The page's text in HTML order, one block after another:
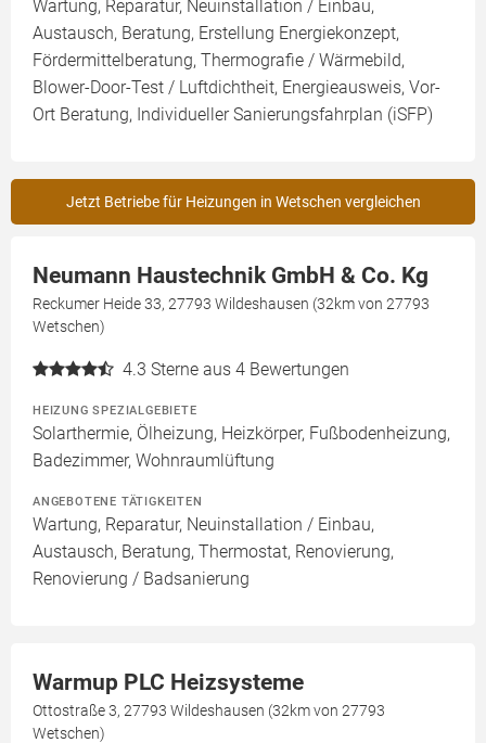
Wartung, Reparatur, Neuinstallation / Einbau,
Austausch, Beratung, Erstellung Energiekonzept,
Fördermittelberatung, Thermografie / Wärmebild,
Blower-Door-Test / Luftdichtheit, Energieausweis, Vor-
Ort Beratung, Individueller Sanierungsfahrplan (iSFP)
Jetzt Betriebe für Heizungen in Wetschen vergleichen
Neumann Haustechnik GmbH & Co. Kg
Reckumer Heide 33, 27793 Wildeshausen (32km von 27793
Wetschen)
4.3 Sterne aus 4 Bewertungen
HEIZUNG SPEZIALGEBIETE
Solarthermie, Ölheizung, Heizkörper, Fußbodenheizung,
Badezimmer, Wohnraumlüftung
ANGEBOTENE TÄTIGKEITEN
Wartung, Reparatur, Neuinstallation / Einbau,
Austausch, Beratung, Thermostat, Renovierung,
Renovierung / Badsanierung
Warmup PLC Heizsysteme
Ottostraße 3, 27793 Wildeshausen (32km von 27793
Wetschen)